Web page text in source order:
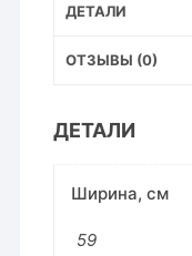
ДЕТАЛИ
ОТЗЫВЫ (0)
ДЕТАЛИ
Ширина, см
59